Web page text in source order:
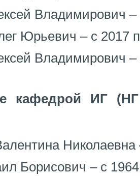
Владимирович –
Юрьевич – с 2017
Владимирович –
кафедрой ИГ
Николаевна
Борисович – с 1964